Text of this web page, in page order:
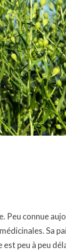
Peu connue
Sa
peu à peu